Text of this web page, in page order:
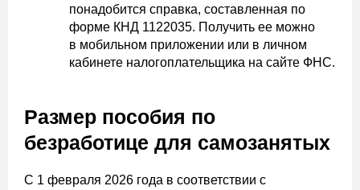
понадобится справка, составленная по
форме КНД 1122035. Получить ее можно
в мобильном приложении или в личном
кабинете налогоплательщика на сайте ФНС.
Размер пособия по
безработице для самозанятых
С 1 февраля 2026 года в соответствии с